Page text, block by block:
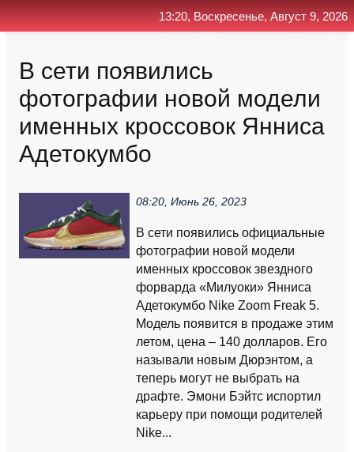
В сети появились
фотографии новой модели
именных кроссовок Янниса
Адетокумбо
08:20, Июнь 26, 2023
В сети появились официальные
фотографии новой модели
именных кроссовок звездного
форварда «Милуоки» Янниса
Адетокумбо Nike Zoom Freak 5.
Модель появится в продаже этим
летом, цена – 140 долларов. Его
называли новым Дюрэнтом, а
теперь могут не выбрать на
драфте. Эмони Бэйтс испортил
карьеру при помощи родителей
Nike...
13:20, Воскресенье, Август 9, 2026